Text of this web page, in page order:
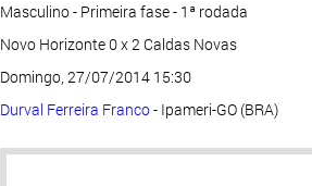
Masculino - Primeira fase - 1ª rodada
Novo Horizonte 0 x 2 Caldas Novas
Domingo, 27/07/2014 15:30
Durval Ferreira Franco- Ipameri-GO (BRA)